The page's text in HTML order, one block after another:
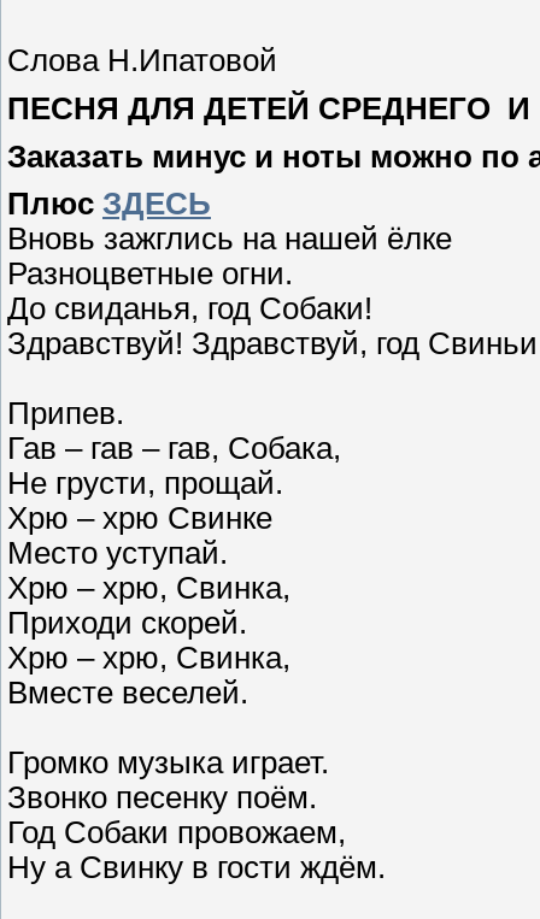
Слова Н.Ипатовой
ПЕСНЯ ДЛЯ ДЕТЕЙ СРЕДНЕГО И
Заказать минус и ноты можно по
Плюс ЗДЕСЬ
Вновь зажглись на нашей ёлке
Разноцветные огни.
До свиданья, год Собаки!
Здравствуй! Здравствуй, год
Припев.
Гав – гав – гав, Собака,
Не грусти, прощай.
Хрю – хрю Свинке
Место уступай.
Хрю – хрю, Свинка,
Приходи скорей.
Хрю – хрю, Свинка,
Вместе веселей.
Громко музыка играет.
Звонко песенку поём.
Год Собаки провожаем,
Ну а Свинку в гости ждём.